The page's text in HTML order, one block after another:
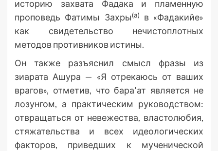
историю захвата Фадака и пламенную
проповедь Фатимы Захры(а)
в «Фадакийе»
как свидетельство нечистоплотных
методов противников истины.
Он также разъяснил смысл фразы из
зиарата Ашура — «Я отрекаюсь от ваших
врагов», отметив, что бара’ат является не
лозунгом, а практическим руководством:
отвращаться от невежества, властолюбия,
стяжательства и всех идеологических
факторов, приведших к мученической